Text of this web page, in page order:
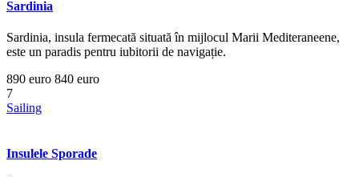
Sardinia
Sardinia, insula fermecată situată în mijlocul Marii Mediteraneene,
este un paradis pentru iubitorii de navigație.
890 euro 840 euro
7
Sailing
Insulele Sporade